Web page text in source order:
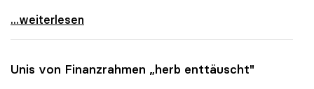
uniko gratuliert Sonja Hammerschmid zur Bestellung
...weiterlesen
Unis von Finanzrahmen „herb enttäuscht"